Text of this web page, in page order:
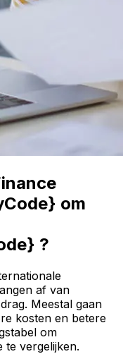
om
?
af van
Meestal gaan
kosten en betere
om
te vergelijken.